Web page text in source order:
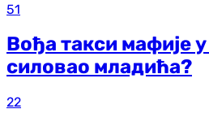
51
Вођа такси мафије
силовао младића?
22